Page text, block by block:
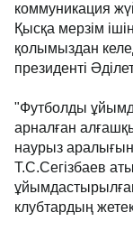
коммуникация
Қысқа мерзім
қолымыздан
президенті
"Футболды
арналған
наурыз
Т.С.Сегізбаев
клубтардың